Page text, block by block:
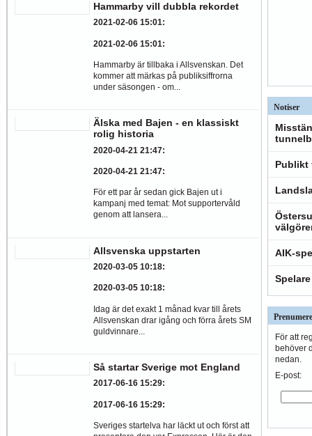
Hammarby vill dubbla rekordet
2021-02-06 15:01:
2021-02-06 15:01:
Hammarby är tillbaka i Allsvenskan. Det
kommer att märkas på publiksiffrorna
under säsongen - om...
Älska med Bajen - en klassiskt
rolig historia
2020-04-21 21:47:
2020-04-21 21:47:
För ett par år sedan gick Bajen ut i
kampanj med temat: Mot supportervåld
genom att lansera...
Allsvenska uppstarten
2020-03-05 10:18:
2020-03-05 10:18:
Idag är det exakt 1 månad kvar till årets
Allsvenskan drar igång och förra årets SM
guldvinnare...
Så startar Sverige mot England
2017-06-16 15:29:
2017-06-16 15:29:
Sveriges startelva har läckt ut och först att
Notiser
Publikt
AIK-
För att
behöver
nedan.
E-post: